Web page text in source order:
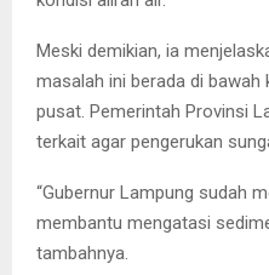
Meski demikian, ia
masalah ini berada di bawah
pusat. Pemerintah Provinsi
terkait agar pengerukan
“Gubernur Lampung sudah
membantu mengatasi
tambahnya.